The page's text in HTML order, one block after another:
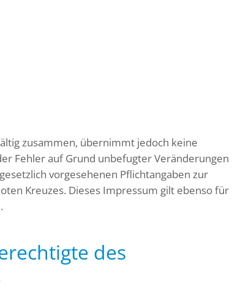
zusammen, übernimmt jedoch keine
Fehler auf Grund unbefugter Veränderungen
vorgesehenen Pflichtangaben zur
Kreuzes. Dieses Impressum gilt ebenso für
des